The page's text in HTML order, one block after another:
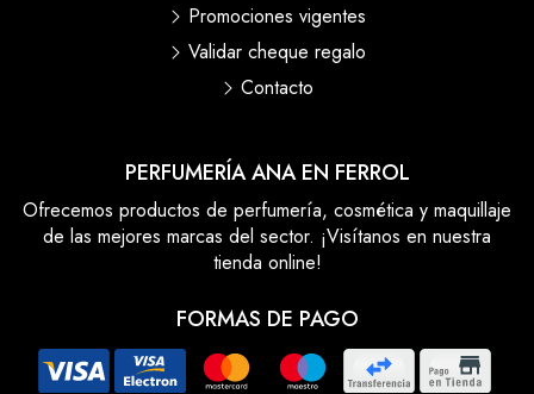
PERFUMERÍA ANA EN FERROL
Ofrecemos productos de perfumería, cosmética y maquillaje
de las mejores marcas del sector. ¡Visítanos en nuestra
tienda online!
FORMAS DE PAGO
Promociones vigentes
Validar cheque regalo
Contacto